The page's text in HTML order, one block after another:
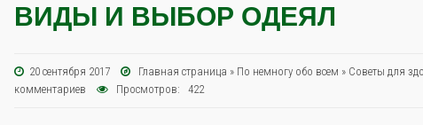
ВИДЫ И ВЫБОР ОДЕЯЛ
20 сентября 2017 Главная страница » По немногу обо всем » Советы для
комментариев
Просмотров: 422